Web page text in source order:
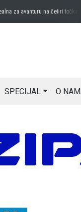
za avanturu na četiri točkaprije
SPECIJAL O